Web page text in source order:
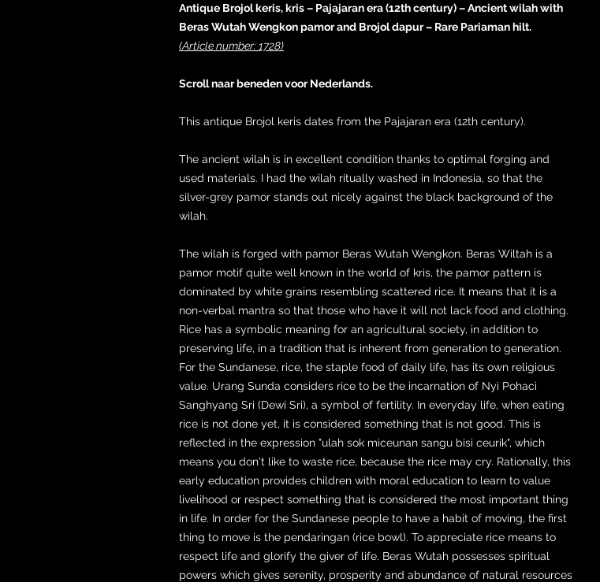
Antique Brojol keris, kris – Pajajaran era (12th century) – Ancient wilah with
Beras Wutah Wengkon pamor and Brojol dapur – Rare Pariaman hilt.
(Article number: 1728)
Scroll naar beneden voor Nederlands.
This antique Brojol keris dates from the Pajajaran era (12th century).
The ancient wilah is in excellent condition thanks to optimal forging and
used materials. I had the wilah ritually washed in Indonesia, so that the
silver-grey pamor stands out nicely against the black background of the
wilah.
The wilah is forged with pamor Beras Wutah Wengkon. Beras Wiltah is a
pamor motif quite well known in the world of kris, the pamor pattern is
dominated by white grains resembling scattered rice. It means that it is a
non-verbal mantra so that those who have it will not lack food and clothing.
Rice has a symbolic meaning for an agricultural society, in addition to
preserving life, in a tradition that is inherent from generation to generation.
For the Sundanese, rice, the staple food of daily life, has its own religious
value. Urang Sunda considers rice to be the incarnation of Nyi Pohaci
Sanghyang Sri (Dewi Sri), a symbol of fertility. In everyday life, when eating
rice is not done yet, it is considered something that is not good. This is
reflected in the expression "ulah sok miceunan sangu bisi ceurik", which
means you don't like to waste rice, because the rice may cry. Rationally, this
early education provides children with moral education to learn to value
livelihood or respect something that is considered the most important thing
in life. In order for the Sundanese people to have a habit of moving, the first
thing to move is the pendaringan (rice bowl). To appreciate rice means to
respect life and glorify the giver of life. Beras Wutah possesses spiritual
powers which gives serenity, prosperity and abundance of natural resources